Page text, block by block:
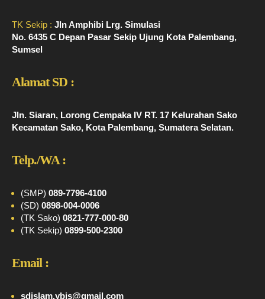
TK Sekip : Jln Amphibi Lrg. Simulasi
No. 6435 C Depan Pasar Sekip Ujung Kota Palembang,
Sumsel
Alamat SD :
Jln. Siaran, Lorong Cempaka IV RT. 17 Kelurahan Sako
Kecamatan Sako, Kota Palembang, Sumatera Selatan.
Telp./WA :
(SMP) 089-7796-4100
(SD) 0898-004-0006
(TK Sako) 0821-777-000-80
(TK Sekip) 0899-500-2300
Email :
sdislam.ybis@gmail.com